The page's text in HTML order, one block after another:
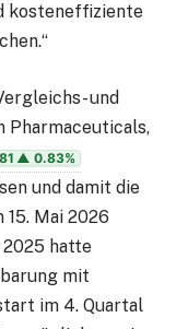
kosteneffiziente
und
Pharmaceuticals,
▲ 0.83%
und damit die
Mai 2026
hatte
mit
im 4. Quartal